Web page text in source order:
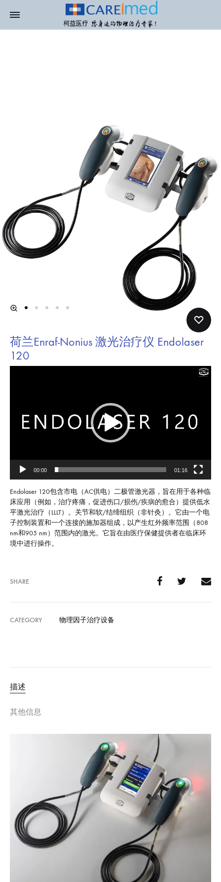
荷兰Enraf-Nonius 激光治疗仪 Endolaser
120
00:00 01:16
Endolaser 120包含市电（AC供电）二极管激光器，旨在用于各种临
床应用（例如，治疗疼痛，促进伤口/损伤/疾病的愈合）提供低水
平激光治疗（LLLT）。关节和软/结缔组织（非针灸）。它由一个电
子控制装置和一个连接的施加器组成，以产生红外频率范围（808
nm和905 nm）范围内的激光。它旨在由医疗保健提供者在临床环
境中进行操作。
SHARE
CATEGORY 物理因子治疗设备
描述
其他信息